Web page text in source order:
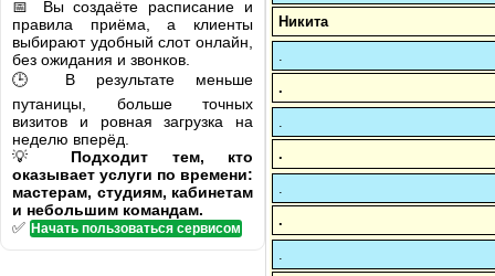
📅 Вы создаёте расписание и
правила приёма, а клиенты
выбирают удобный слот онлайн,
без ожидания и звонков.
🕒 В результате меньше
путаницы, больше точных
визитов и ровная загрузка на
неделю вперёд.
💡 Подходит тем, кто
оказывает услуги по времени:
мастерам, студиям, кабинетам
и небольшим командам.
✅ Начать пользоваться сервисом
Никита
.
.
.